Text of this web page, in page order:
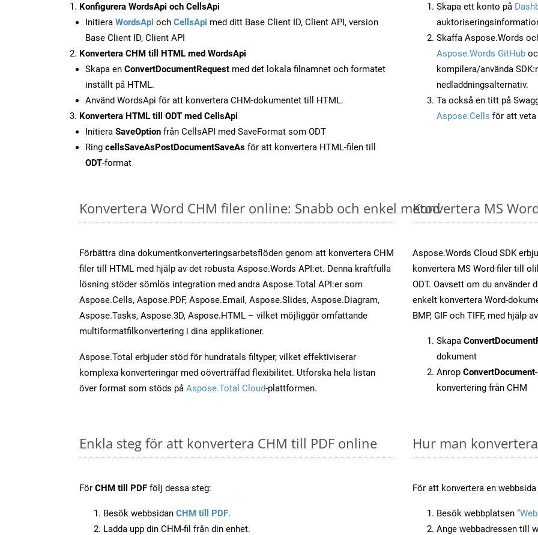
Konfigurera WordsApi och CellsApi
Initiera WordsApi och CellsApi med ditt Base Client ID, Client API, version
Base Client ID, Client API
Konvertera CHM till HTML med WordsApi
Skapa en ConvertDocumentRequest med det lokala filnamnet och formatet
inställt på HTML.
Använd WordsApi för att konvertera CHM-dokumentet till HTML.
Konvertera HTML till ODT med CellsApi
Initiera SaveOption från CellsAPI med SaveFormat som ODT
Ring cellsSaveAsPostDocumentSaveAs för att konvertera HTML-filen till
ODT-format
Skapa ett konto på
Skaffa Aspose.Words
Aspose.Words GitHub
kompilera/använda
nedladdningsalternativ.
Ta också en titt på
Aspose.Cells för att
Konvertera Word CHM filer online: Snabb och enkel metod
Förbättra dina dokumentkonverteringsarbetsflöden genom att konvertera CHM
filer till HTML med hjälp av det robusta Aspose.Words API:et. Denna kraftfulla
lösning stöder sömlös integration med andra Aspose.Total API:er som
Aspose.Cells, Aspose.PDF, Aspose.Email, Aspose.Slides, Aspose.Diagram,
Aspose.Tasks, Aspose.3D, Aspose.HTML – vilket möjliggör omfattande
multiformatfilkonvertering i dina applikationer.
Aspose.Total erbjuder stöd för hundratals filtyper, vilket effektiviserar
komplexa konverteringar med oöverträffad flexibilitet. Utforska hela listan
över format som stöds på Aspose.Total Cloud-plattformen.
Konvertera MS
Aspose.Words Cloud SDK
konvertera MS Word-filer till
ODT. Oavsett om du använder
enkelt konvertera Word-
BMP, GIF och TIFF, med hjälp
Skapa
dokument
Anrop ConvertDocument
konvertering från CHM
Enkla steg för att konvertera CHM till PDF online
För CHM till PDF följ dessa steg:
Besök webbsidan CHM till PDF.
Ladda upp din CHM-fil från din enhet.
Hur man
För att konvertera en
Besök webbplatsen
Ange webbadressen till